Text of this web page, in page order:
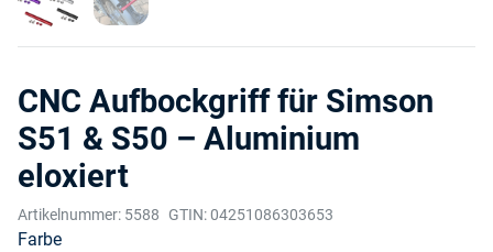
CNC Aufbockgriff für Simson
S51 & S50 – Aluminium
eloxiert
Artikelnummer: 5588 GTIN:04251086303653
Farbe